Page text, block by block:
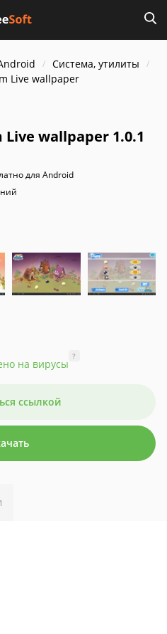
Система, утилиты
Live wallpaper
Live wallpaper 1.0.1
для Android
на вирусы
?
ссылкой